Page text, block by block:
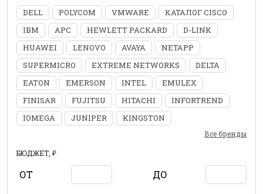
DELL POLYCOM VMWARE
КАТАЛОГ CISCO
IBM
APC HEWLETT PACKARD
D-LINK
HUAWEI
LENOVO AVAYA
NETAPP
SUPERMICRO
EXTREME NETWORKS
DELTA
EATON
EMERSON INTEL
EMULEX
FINISAR
FUJITSU HITACHI
INFORTREND
IOMEGA
JUNIPER KINGSTON
Все бренды
БЮДЖЕТ, ₽
ОТ ДО